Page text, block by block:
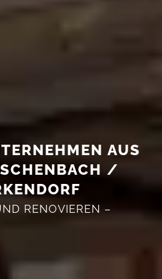
AUS
/
RENOVIEREN –